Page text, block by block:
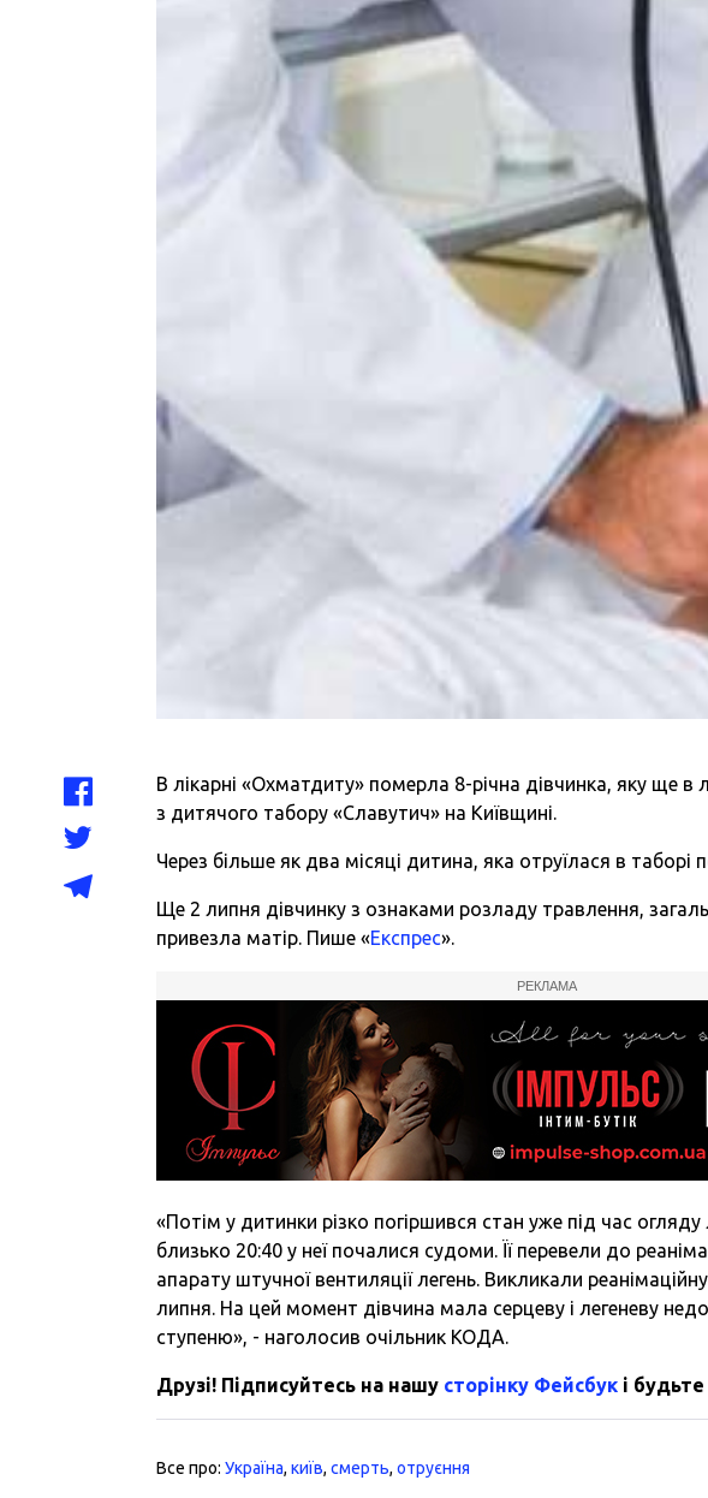
В лікарні «Охматдиту» померла 8-річна дівчинка, яку ще в
з дитячого табору «Славутич» на Київщині.
Через більше як два місяці дитина, яка отруїлася в таборі
Ще 2 липня дівчинку з ознаками розладу травлення,
привезла матір. Пише «Експрес».
РЕКЛАМА
«Потім у дитинки різко погіршився стан уже під час
близько 20:40 у неї почалися судоми. Її перевели до
апарату штучної вентиляції легень. Викликали
липня. На цей момент дівчина мала серцеву і легеневу
ступеню», - наголосив очільник КОДА.
Друзі! Підписуйтесь на нашу сторінку Фейсбук і
Все про:Україна,київ,смерть,отруєння